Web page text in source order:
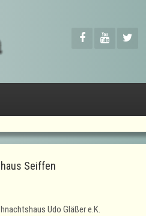
Seiffen
Udo Gläßer e.K.